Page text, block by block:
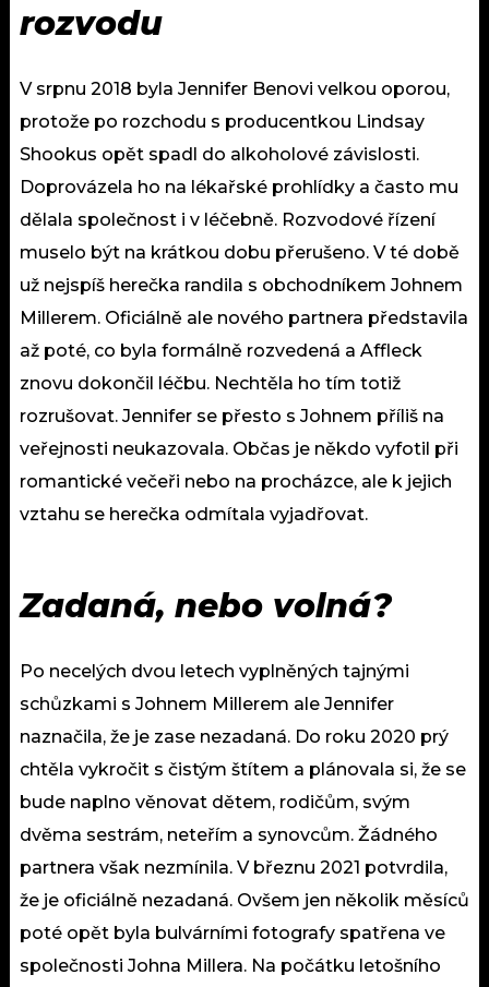
rozvodu
V srpnu 2018 byla Jennifer Benovi velkou oporou,
protože po rozchodu s producentkou Lindsay
Shookus opět spadl do alkoholové závislosti.
Doprovázela ho na lékařské prohlídky a často mu
dělala společnost i v léčebně. Rozvodové řízení
muselo být na krátkou dobu přerušeno. V té době
už nejspíš herečka randila s obchodníkem Johnem
Millerem. Oficiálně ale nového partnera představila
až poté, co byla formálně rozvedená a Affleck
znovu dokončil léčbu. Nechtěla ho tím totiž
rozrušovat. Jennifer se přesto s Johnem příliš na
veřejnosti neukazovala. Občas je někdo vyfotil při
romantické večeři nebo na procházce, ale k jejich
vztahu se herečka odmítala vyjadřovat.
Zadaná, nebo volná?
Po necelých dvou letech vyplněných tajnými
schůzkami s Johnem Millerem ale Jennifer
naznačila, že je zase nezadaná. Do roku 2020 prý
chtěla vykročit s čistým štítem a plánovala si, že se
bude naplno věnovat dětem, rodičům, svým
dvěma sestrám, neteřím a synovcům. Žádného
partnera však nezmínila. V březnu 2021 potvrdila,
že je oficiálně nezadaná. Ovšem jen několik měsíců
poté opět byla bulvárními fotografy spatřena ve
společnosti Johna Millera. Na počátku letošního